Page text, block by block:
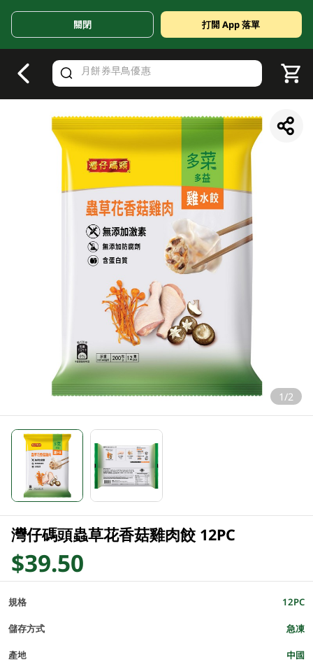
Valid Until 30 June 2026
關閉 打開 App 落單
1/2
灣仔碼頭蟲草花香菇雞肉餃 12PC
$39.50
規格 12PC
儲存方式 急凍
產地 中國